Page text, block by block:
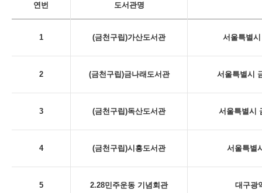
연번 도서관명
1 (금천구립)가산도서관 서울특별
2 (금천구립)금나래도서관 서울특별시
3 (금천구립)독산도서관 서울특별시
4 (금천구립)시흥도서관 서울특별
5 2.28민주운동 기념회관 대구광